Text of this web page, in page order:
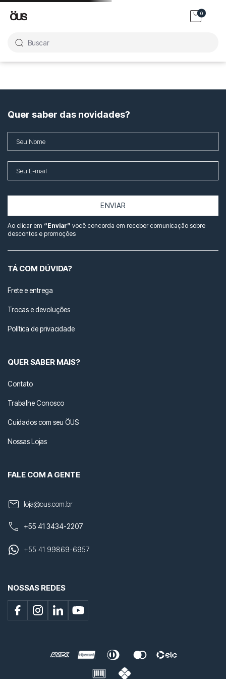
0
Quer saber das novidades?
ENVIAR
Ao clicar em “Enviar” você concorda em receber comunicação sobre
descontos e promoções
TÁ COM DÚVIDA?
Frete e entrega
Trocas e devoluções
Política de privacidade
QUER SABER MAIS?
Contato
Trabalhe Conosco
Cuidados com seu ÖUS
Nossas Lojas
FALE COM A GENTE
loja@ous.com.br
+55 41 3434-2207
+55 41 99869-6957
NOSSAS REDES